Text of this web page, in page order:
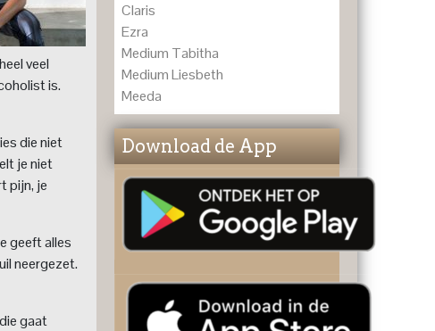
veel
is.
die niet
je niet
pijn, je
geeft alles
neergezet.
gaat
Claris
Ezra
Medium Tabitha
Medium Liesbeth
Meeda
Download de App